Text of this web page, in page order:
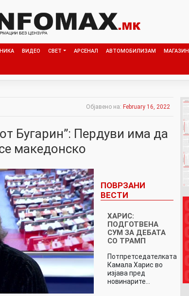
ВИДЕО СВЕТ АРСЕНАЛ АВТОМОБИЛИЗАМ МАГАЗИН
Објавено на: February 16, 2022
Бугарин”: Пердуви има да
македонско
ПОВРЗАНИ
ВЕСТИ
ХАРИС:
ПОДГОТВЕНА
СУМ ЗА ДЕБАТА
СО ТРАМП
Потпретседателката
Камала Харис во
изјава пред
новинарите…